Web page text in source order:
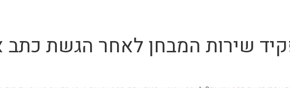
שירות המבחן לאחר הגשת כתב